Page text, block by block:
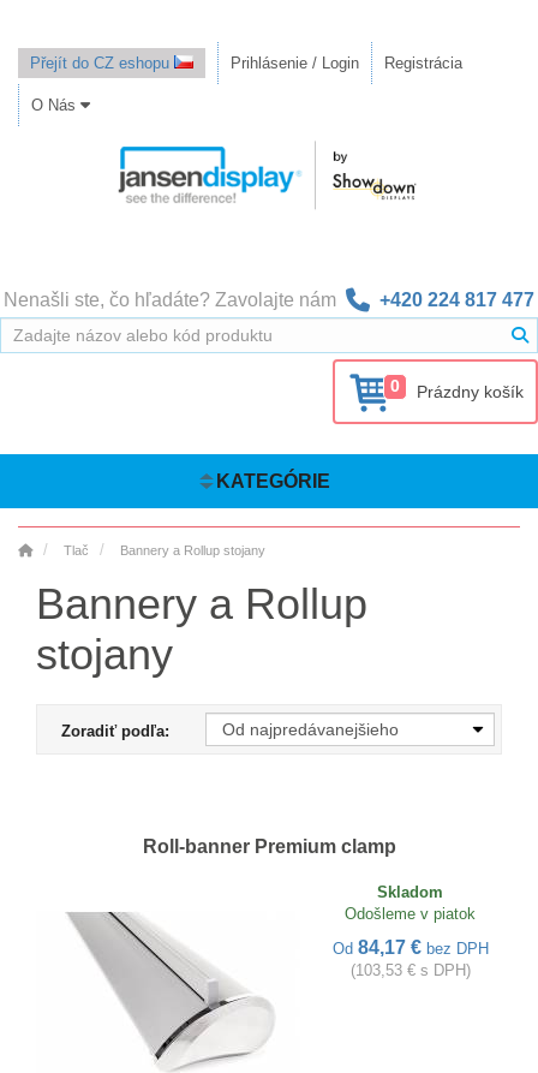
Přejít do CZ eshopu Prihlásenie / Login Registrácia
O Nás
Nenašli ste, čo hľadáte? Zavolajte nám +420 224 817 477
0 Prázdny košík
KATEGÓRIE
Tlač Bannery a Rollup stojany
Bannery a Rollup
stojany
Zoradiť podľa:
Roll-banner Premium clamp
Skladom
Odošleme v piatok
Od 84,17 € bez DPH
(103,53 € s DPH)